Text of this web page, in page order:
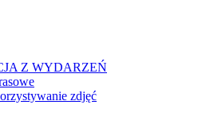
Z WYDARZEŃ
zdjęć